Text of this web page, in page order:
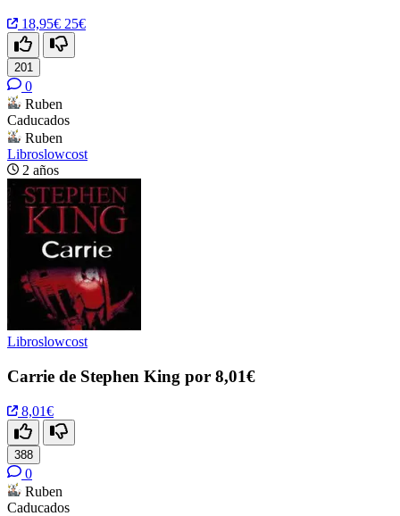
18,95€ 25€
201
0
Ruben
Caducados
Ruben
Libroslowcost
2 años
Libroslowcost
Carrie de Stephen King por 8,01€
8,01€
388
0
Ruben
Caducados